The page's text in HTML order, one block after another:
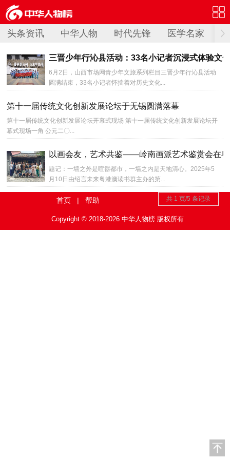
头条资讯 中华人物 时代先锋 医学名家
三晋少年行沁县活动：33名小记者沉浸式体验文
6月2日，山西市场网青少年文旅系列栏目三晋少年行沁县活动
圆满结束，33名小记者怀揣着对历史文化...
第十一届传统文化创新发展论坛于无锡圆满落幕
第十一届传统文化创新发展论坛开幕式现场 第十一届传统文化创新发展论坛开
幕式现场一角 公元二〇...
以画会友，艺术共鉴——岭南画派艺术鉴赏会在
题记：一墙之外是喧嚣都市，一墙之内是天地清心。2025年5
月10日由绍言未来粤港澳读书群主办的第...
共 1 页/5 条记录
首页 |帮助
Copyright © 2018-2026 中华人物榜 版权所有